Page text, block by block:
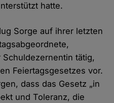
hatte.
Sorge auf ihrer letzten
tätig,
Feiertagsgesetzes vor.
dass das Gesetz „in
und Toleranz, die